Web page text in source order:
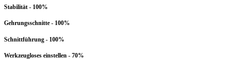
Stabilität - 100%
Gehrungsschnitte - 100%
Schnittführung - 100%
Werkzeugloses einstellen - 70%